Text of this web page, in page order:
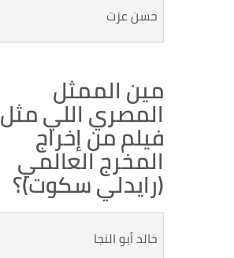
حسن عزت
مين الممثل
المصري اللي مثل
فيلم من إخراج
المخرج العالمي
(رايدلي سكوت)؟
خالد أبو النجا